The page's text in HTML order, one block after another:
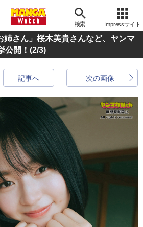
検索 Impressサイト
姉さん」桜木美貴さんなど、ヤンマ
公開！ (2/3)
次の画像
記事へ